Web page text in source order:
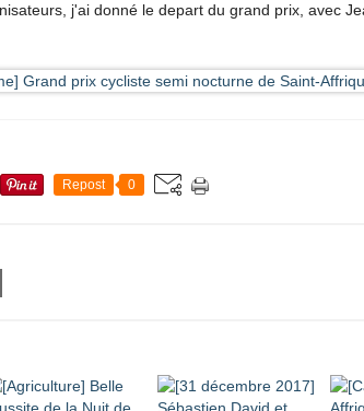
j'ai donné le depart du grand prix, avec
Repost 0